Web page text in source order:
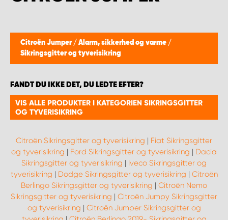
Citroën Jumper / Alarm, sikkerhed og varme /
Sikringsgitter og tyverisikring
FANDT DU IKKE DET, DU LEDTE EFTER?
VIS ALLE PRODUKTER I KATEGORIEN SIKRINGSGITTER
OG TYVERISIKRING
Citroën Sikringsgitter og tyverisikring | Fiat Sikringsgitter
og tyverisikring | Ford Sikringsgitter og tyverisikring | Dacia
Sikringsgitter og tyverisikring | Iveco Sikringsgitter og
tyverisikring | Dodge Sikringsgitter og tyverisikring | Citroën
Berlingo Sikringsgitter og tyverisikring | Citroën Nemo
Sikringsgitter og tyverisikring | Citroën Jumpy Sikringsgitter
og tyverisikring | Citroën Jumper Sikringsgitter og